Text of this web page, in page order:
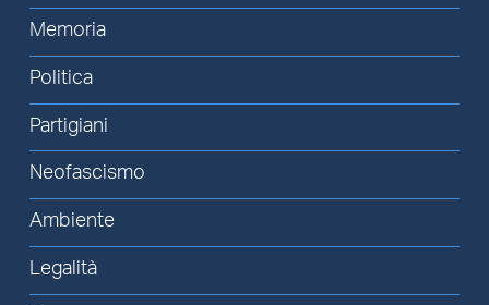
Memoria
Politica
Partigiani
Neofascismo
Ambiente
Legalità